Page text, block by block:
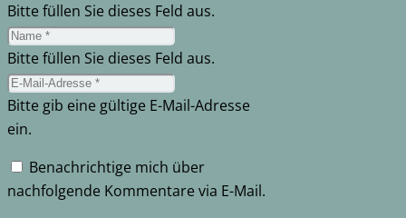
Bitte füllen Sie dieses Feld aus.
Bitte füllen Sie dieses Feld aus.
Bitte gib eine gültige E-Mail-Adresse
ein.
Benachrichtige mich über
nachfolgende Kommentare via E-Mail.